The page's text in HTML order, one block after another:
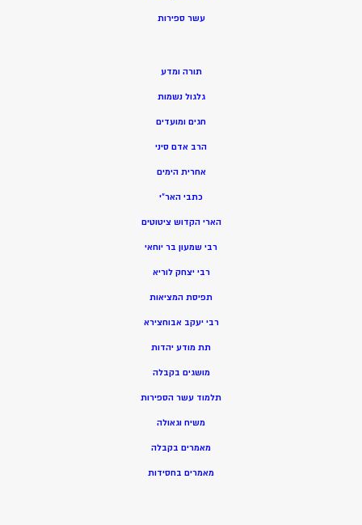
עשר ספירות
תורה ומדע
גלגול נשמות
חגים ומועדים
הרב אדם סיני
אחרית הימים
כתבי האר”י
הארי הקדוש ציטוטים
רבי שמעון בר יוחאי
רבי יצחק לוריא
תפיסת המציאות
רבי יעקב אבוחצירא
תת מודע יהדות
מושגים בקבלה
תלמוד עשר הספירות
משיח וגאולה
מאמרים בקבלה
מאמרים בחסידות